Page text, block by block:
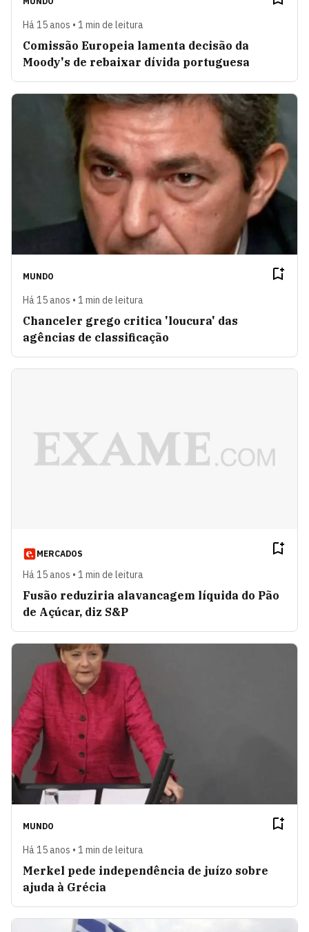
Há 15 anos • 1 min de leitura
Comissão Europeia lamenta decisão da
Moody's de rebaixar dívida portuguesa
MUNDO
Há 15 anos • 1 min de leitura
Chanceler grego critica 'loucura' das
agências de classificação
MERCADOS
Há 15 anos • 1 min de leitura
Fusão reduziria alavancagem líquida do Pão
de Açúcar, diz S&P
MUNDO
Há 15 anos • 1 min de leitura
Merkel pede independência de juízo sobre
ajuda à Grécia